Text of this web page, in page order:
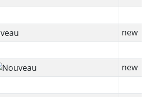
new
new